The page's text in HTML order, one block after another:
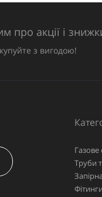
про акції і
з вигодою!
Труби
Фітинги